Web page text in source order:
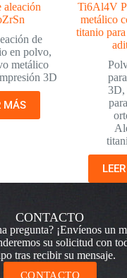
aleación
de
en polvo,
metálico
3D
MÁS
Ti6Al4V
metálico
titanio
3D
CONTACTO
pregunta? ¡Envíenos un
su solicitud con
tras recibir su mensaje.
CONTACTO